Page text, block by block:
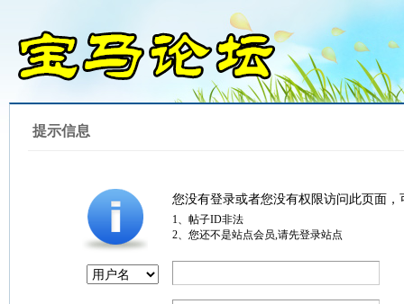
提示信息
您没有登录或者您没有权限访问此页面
1、帖子ID非法
2、您还不是站点会员,请先登录站点